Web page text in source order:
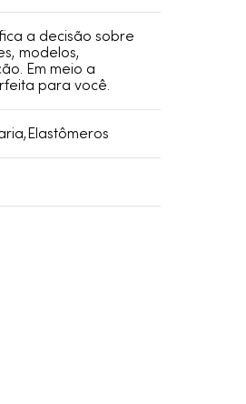
a decisão sobre
modelos,
Em meio a
para você.